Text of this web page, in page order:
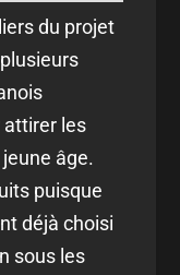
du projet
les
âge.
puisque
déjà choisi
sous les